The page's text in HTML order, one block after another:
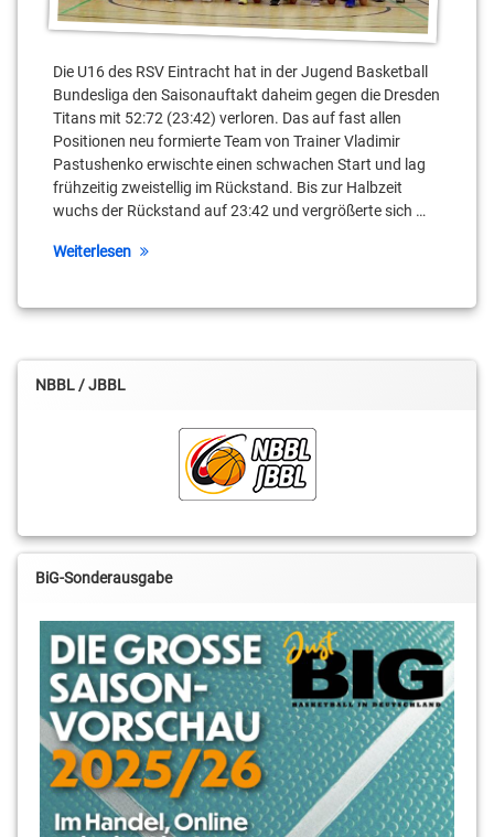
Die U16 des RSV Eintracht hat in der Jugend Basketball
Bundesliga den Saisonauftakt daheim gegen die Dresden
Titans mit 52:72 (23:42) verloren. Das auf fast allen
Positionen neu formierte Team von Trainer Vladimir
Pastushenko erwischte einen schwachen Start und lag
frühzeitig zweistellig im Rückstand. Bis zur Halbzeit
wuchs der Rückstand auf 23:42 und vergrößerte sich …
Weiterlesen
NBBL / JBBL
BiG-Sonderausgabe